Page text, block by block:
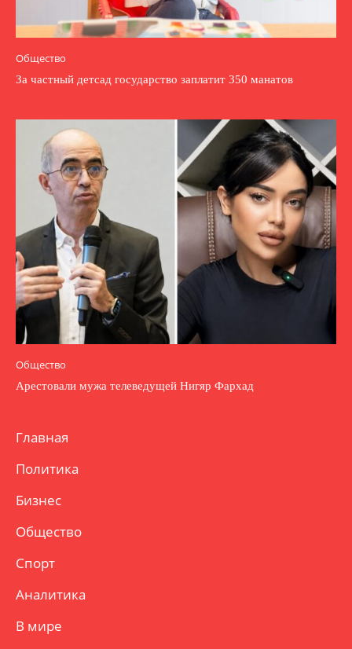
Общество
За частный детсад государство заплатит 350 манатов
Общество
Арестовали мужа телеведущей Нигяр Фархад
Главная
Политика
Бизнес
Общество
Спорт
Аналитика
В мире